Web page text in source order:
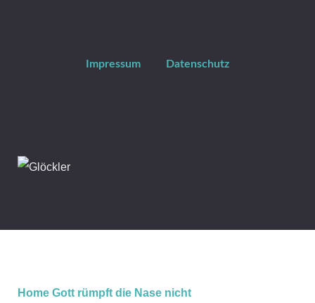
Impressum Datenschutz
Home Gott rümpft die Nase nicht